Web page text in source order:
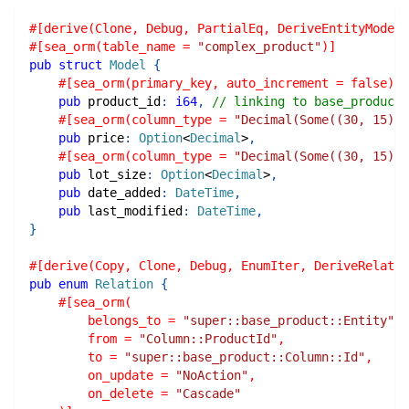
#[derive(Clone, Debug, PartialEq,
#[sea_orm(table_name =
"complex_product")]
pub struct Model
{
#[sea_orm(primary_key, auto_increment = false)]
pub product_id : i64,
// linking to base_product
#[sea_orm(column_type =
"Decimal(Some((30,
pub price: Option<Decimal>,
#[sea_orm(column_type =
"Decimal(Some((30,
pub lot_size: Option<Decimal>,
pub date_added : DateTime,
pub last_modified : DateTime,
}
#[derive(Copy, Clone, Debug, EnumIter,
pub enum Relation {
#[sea_orm(
        belongs_to =
"super::base_product::Entity"
        from =
"Column::ProductId" ,
        to =
"super::base_product::Column::Id" ,
        on_update =
"NoAction" ,
        on_delete =
"Cascade"